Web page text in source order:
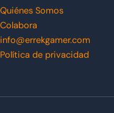
Quiénes Somos
Colabora
info@errekgamer.com
Política de privacidad